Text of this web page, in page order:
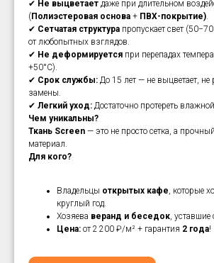
✔ Не выцветает даже при длительном
(Полиэстеровая основа + ПВХ-покрытие)
✔ Сетчатая структура пропускает свет
от любопытных взглядов.
✔ Не деформируется при перепадах
+50°C).
✔ Срок службы: До 15 лет — не выцветает, не
замены.
✔ Легкий уход: Достаточно протереть
Чем уникальны?
Ткань Screen — это не просто сетка, а
материал.
Для кого?
Владельцы открытых кафе , которые
круглый год.
Хозяева веранд и беседок , уставшие
Цена: от 2 200 ₽/м² + гарантия 2 года!